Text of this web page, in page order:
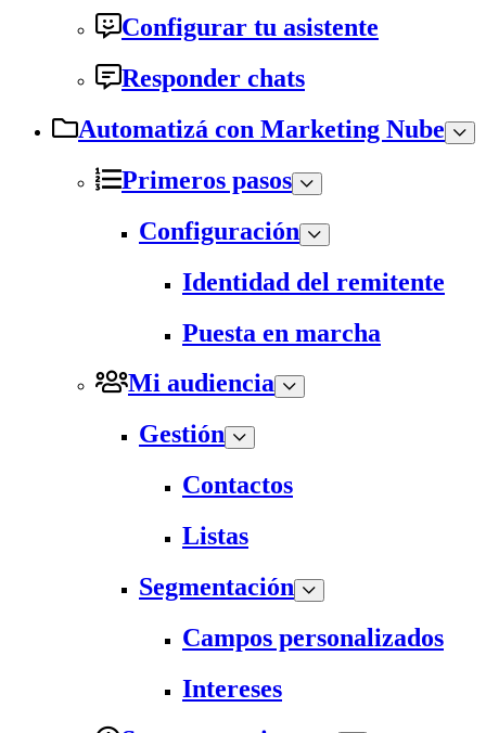
Configurar tu asistente
Responder chats
Automatizá con Marketing Nube
Primeros pasos
Configuración
Identidad del remitente
Puesta en marcha
Mi audiencia
Gestión
Contactos
Listas
Segmentación
Campos personalizados
Intereses